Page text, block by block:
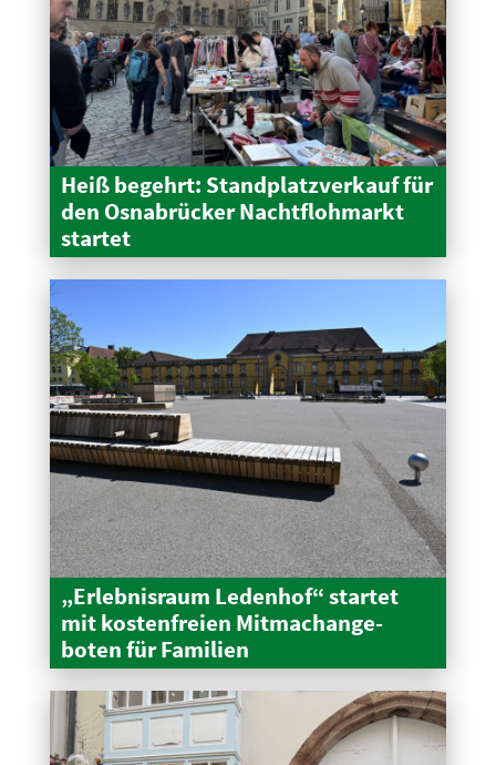
Heiß begehrt: Stand­platz­verkauf für
den Osnabrücker Nacht­floh­markt
startet
„Erleb­nisraum Ledenhof“ startet
mit kosten­freien Mitma­ch­an­ge­
boten für Familien